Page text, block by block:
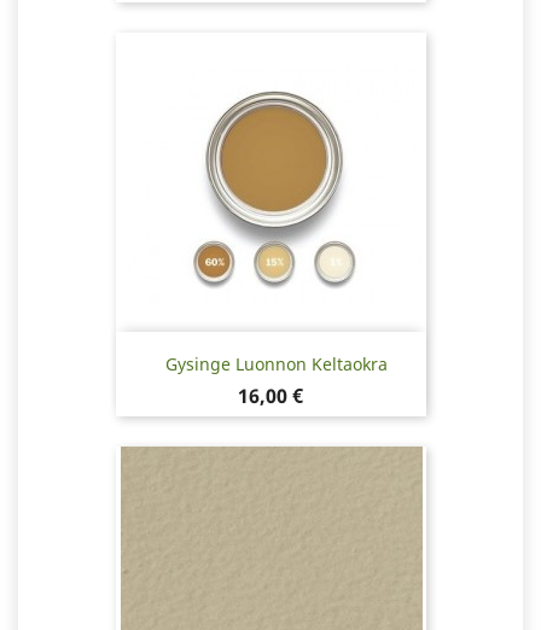
Gysinge Luonnon Keltaokra
Hinta
16,00 €